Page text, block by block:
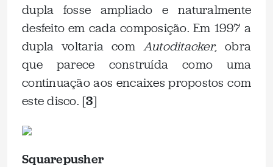
dupla fosse ampliado e naturalmente
desfeito em cada composição. Em 1997 a
dupla voltaria com Autoditacker, obra
que parece construída como uma
continuação aos encaixes propostos com
este disco. [3]
Squarepusher